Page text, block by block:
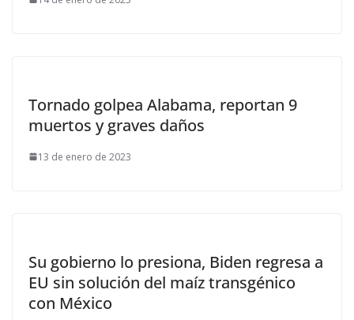
Tornado golpea Alabama, reportan 9
muertos y graves daños
13 de enero de 2023
Su gobierno lo presiona, Biden regresa a
EU sin solución del maíz transgénico
con México